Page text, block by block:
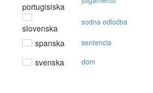
portugisiska
slovenska
sodna odločba
spanska sentencia
svenska dom